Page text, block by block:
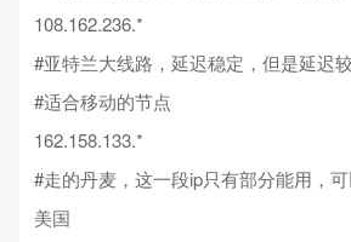
108.162.236.*
#亚特兰大线路，延迟稳定，但是延迟
#适合移动的节点
162.158.133.*
#走的丹麦，这一段ip只有部分能用，
美国